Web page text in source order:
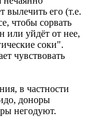
вылечить его (т.е.
чтобы сорвать
или уйдёт от нее,
соки".
чувствовать
в частности
доноры
негодуют.